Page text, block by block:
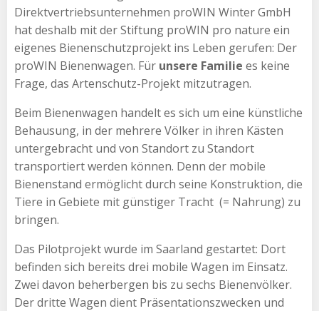
Direktvertriebsunternehmen proWIN Winter GmbH
hat deshalb mit der Stiftung proWIN pro nature ein
eigenes Bienenschutzprojekt ins Leben gerufen: Der
proWIN Bienenwagen. Für unsere Familie es keine
Frage, das Artenschutz-Projekt mitzutragen.
Beim Bienenwagen handelt es sich um eine künstliche
Behausung, in der mehrere Völker in ihren Kästen
untergebracht und von Standort zu Standort
transportiert werden können. Denn der mobile
Bienenstand ermöglicht durch seine Konstruktion, die
Tiere in Gebiete mit günstiger Tracht (= Nahrung) zu
bringen.
Das Pilotprojekt wurde im Saarland gestartet: Dort
befinden sich bereits drei mobile Wagen im Einsatz.
Zwei davon beherbergen bis zu sechs Bienenvölker.
Der dritte Wagen dient Präsentationszwecken und